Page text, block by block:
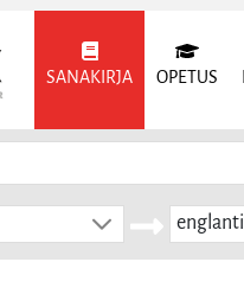
SANAKIRJA OPETUS
englanti